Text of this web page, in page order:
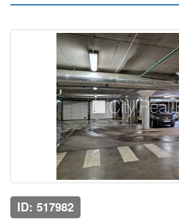
ID: 517982